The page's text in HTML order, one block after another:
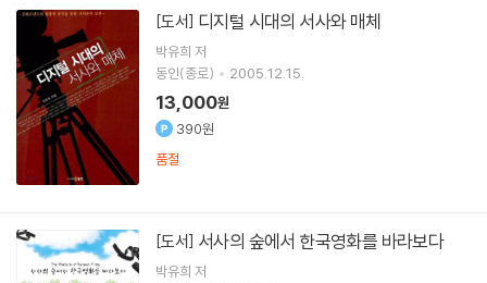
[도서] 디지털 시대의 서사와 매체
박유희 저
동인(종로)
2005.12.15.
13,000원
390원
품절
[도서] 서사의 숲에서 한국영화를 바라보다
박유희 저